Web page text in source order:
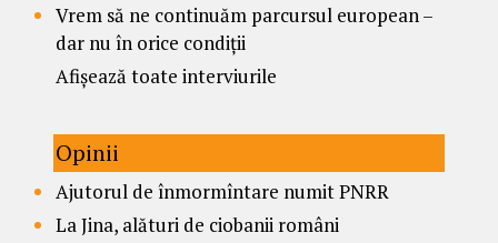
Vrem să ne continuăm parcursul european –
dar nu în orice condiții
Afișează toate interviurile
Opinii
Ajutorul de înmormîntare numit PNRR
La Jina, alături de ciobanii români